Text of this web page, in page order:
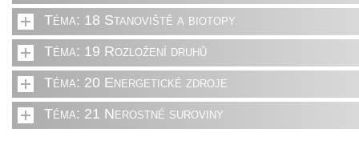
Téma: 18 Stanoviště a biotopy
Téma: 19 Rozložení druhů
Téma: 20 Energetické zdroje
Téma: 21 Nerostné suroviny